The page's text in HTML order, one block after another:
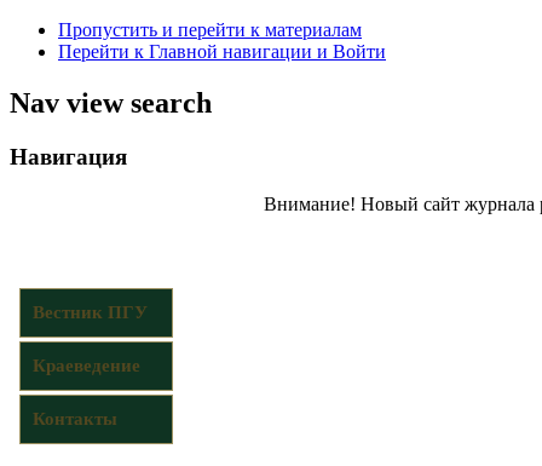
Пропустить и перейти к материалам
Перейти к Главной навигации и Войти
Nav view search
Навигация
Внимание! Новый сайт журнала
Вестник ПГУ
Краеведение
Контакты